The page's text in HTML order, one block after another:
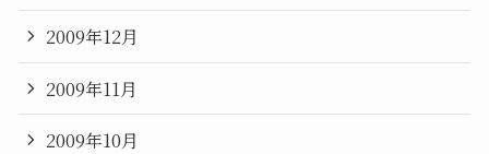
2009年12月
2009年11月
2009年10月